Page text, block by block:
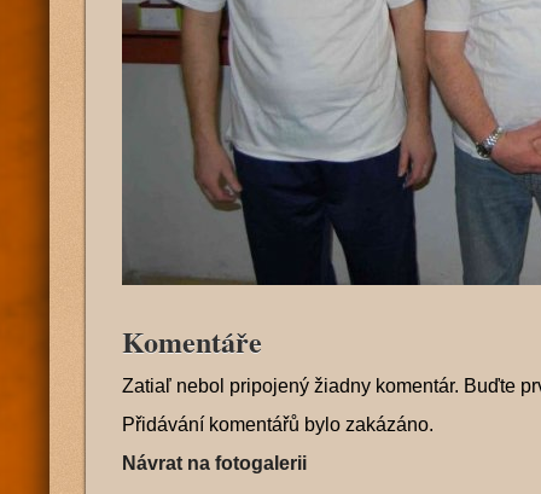
Komentáře
Zatiaľ nebol pripojený žiadny komentár. Buďte
Přidávání komentářů bylo zakázáno.
Návrat na fotogalerii